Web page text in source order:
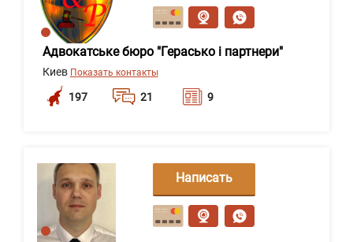
Адвокатське бюро "Герасько і партнери"
Киев Показать контакты
197 21 9
сообщение
Написать
сообщение